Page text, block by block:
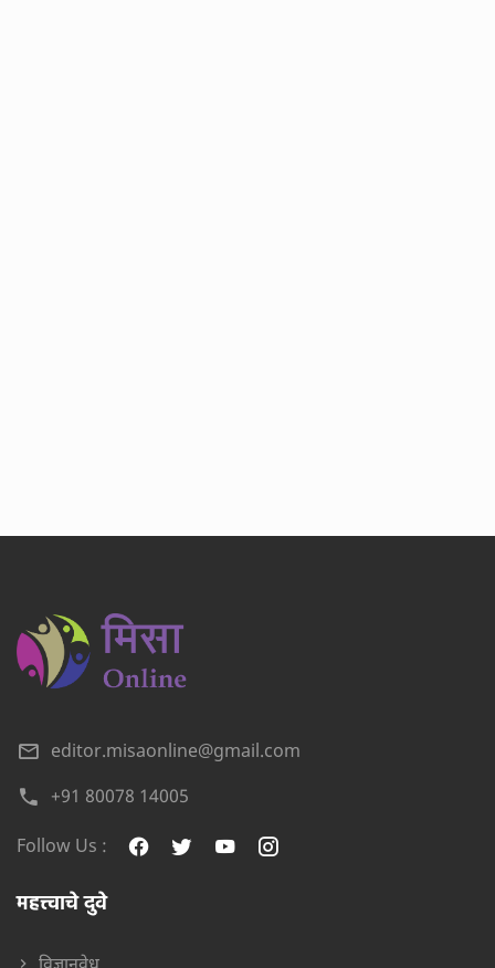
editor.misaonline@gmail.com
+91 80078 14005
Follow Us :
महत्त्वाचे दुवे